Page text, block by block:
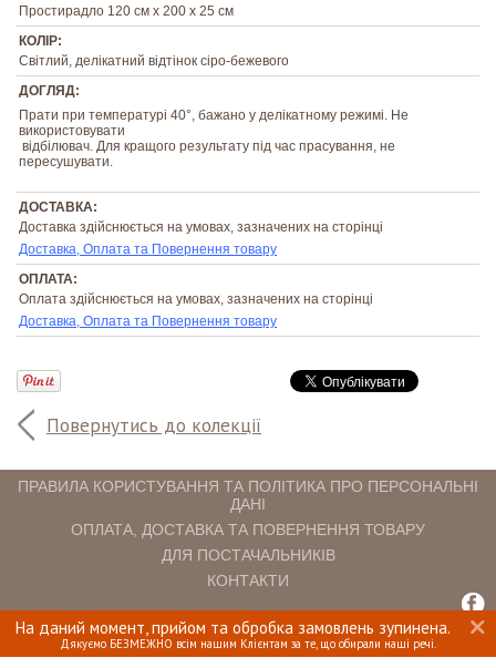
На даний момент, прийом та обробка замовлень зупинена.
Дякуємо БЕЗМЕЖНО всім нашим Клієнтам за те, що обирали наші речі.
Повернутись до колекції
Простирадло 120 см х 200 х 25 см
КОЛІР:
Світлий, делікатний відтінок сіро-бежевого
ДОГЛЯД:
Прати при температурі 40°, бажано у делікатному режимі. Не
використовувати
відбілювач. Для кращого результату під час прасування, не
пересушувати.
ДОСТАВКА:
Доставка здійснюється на умовах, зазначених на сторінці
Доставка, Оплата та Повернення товару
ОПЛАТА:
Оплата здійснюється на умовах, зазначених на сторінці
Доставка, Оплата та Повернення товару
ПРАВИЛА КОРИСТУВАННЯ ТА ПОЛІТИКА ПРО ПЕРСОНАЛЬНІ
ДАНІ
ОПЛАТА, ДОСТАВКА ТА ПОВЕРНЕННЯ ТОВАРУ
ДЛЯ ПОСТАЧАЛЬНИКІВ
КОНТАКТИ
INTERIOMANIA © 2018. ВСІ ПРАВА ЗАХИЩЕНІ.